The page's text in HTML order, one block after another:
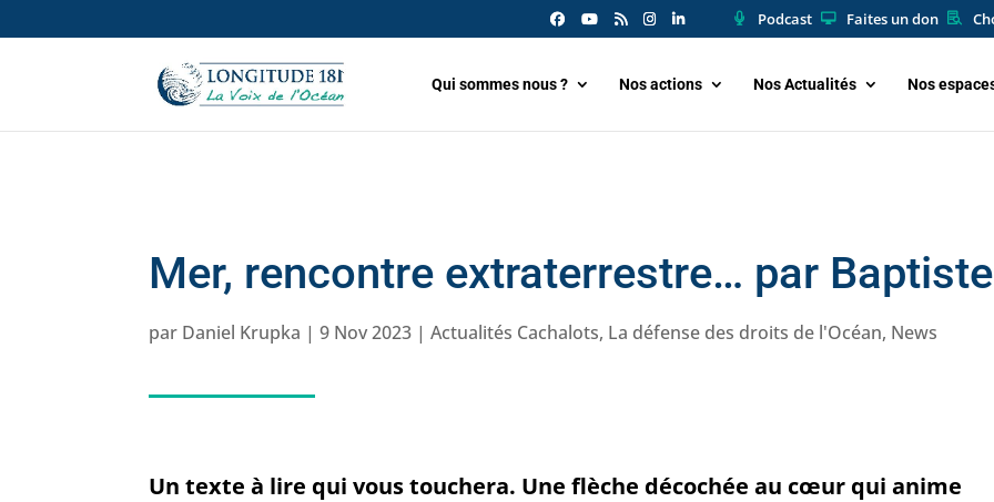
Podcast Faites un don
Qui sommes nous ? Nos actions Nos Actualités Nos
Mer, rencontre extraterrestre… par
par Daniel Krupka |9 Nov 2023 |Actualités Cachalots, La défense des droits de l'Océan, News
Un texte à lire qui vous touchera. Une flèche décochée au cœur qui anime